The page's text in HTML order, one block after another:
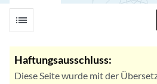
list
Haftungsausschluss:
Diese Seite wurde mit der